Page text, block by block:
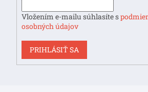
Vložením e-mailu súhlasíte s
osobných údajov
PRIHLÁSIŤ SA